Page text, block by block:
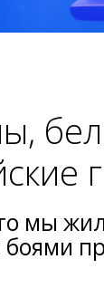
мы
боями